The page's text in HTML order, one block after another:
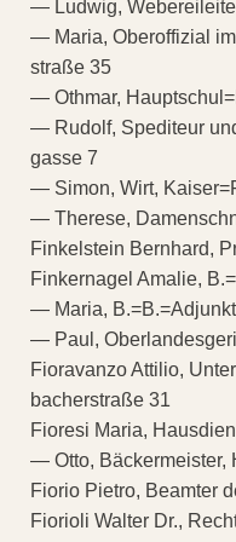
— Ludwig,
— Maria, Oberoffizial
straße 35
— Othmar,
— Rudolf, Spediteur
gasse 7
— Simon, Wirt,
— Therese,
Finkelstein Bernhard,
Finkernagel Amalie,
— Maria,
— Paul,
Fioravanzo Attilio,
bacherstraße 31
Fioresi Maria,
— Otto, Bäckermeister,
Fiorio Pietro, Beamter
Fiorioli Walter Dr.,